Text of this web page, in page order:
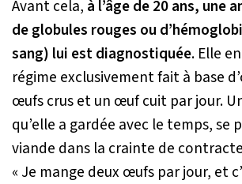
Avant cela, à l’âge de 20 ans, une
de globules rouges ou
sang) lui est diagnostiquée. Elle
régime exclusivement fait à base
œufs crus et un œuf cuit par jour.
qu’elle a gardée avec le temps, se
viande dans la crainte de
« Je mange deux œufs par jour, et